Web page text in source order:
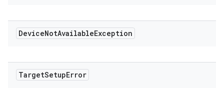
DeviceNotAvailableException
TargetSetupError